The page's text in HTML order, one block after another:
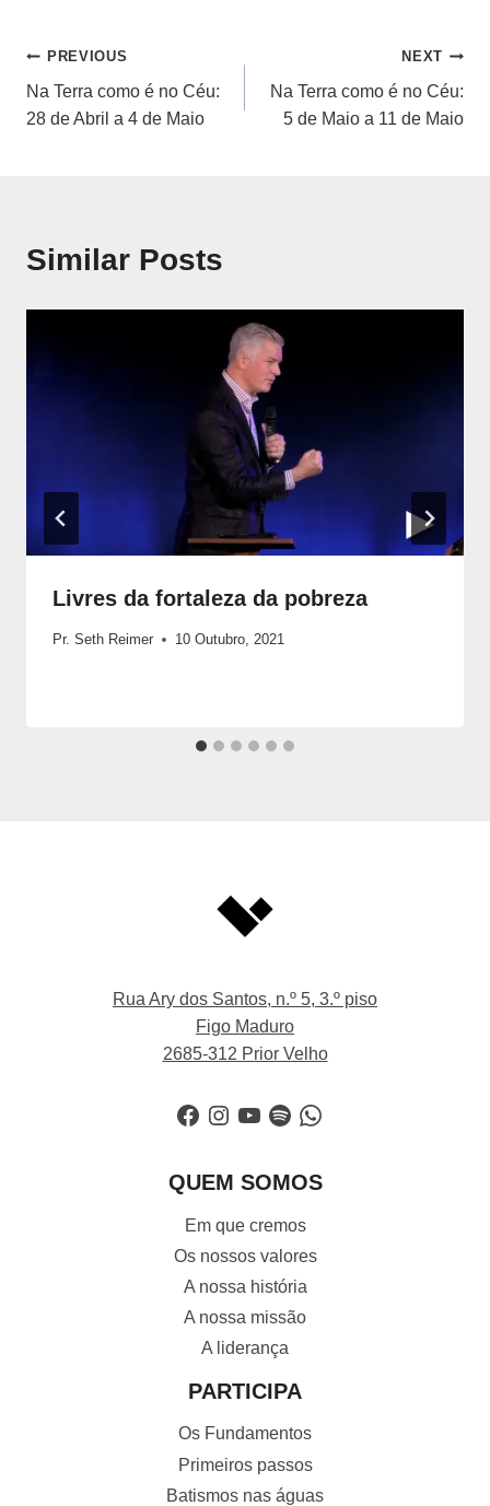
Navegação
de
PREVIOUS
Na Terra como é no Céu:
28 de Abril a 4 de Maio
NEXT
Na Terra como é no Céu:
5 de Maio a 11 de Maio
Similar Posts
Livres da fortaleza da pobreza
Pr. Seth Reimer 10 Outubro, 2021
Rua Ary dos Santos, n.º 5, 3.º piso
Figo Maduro
2685-312 Prior Velho
Facebook
Instagram
YouTube
SpotifyWhatsApp
QUEM SOMOS
Em que cremos
Os nossos valores
A nossa história
A nossa missão
A liderança
PARTICIPA
Os Fundamentos
Primeiros passos
Batismos nas águas